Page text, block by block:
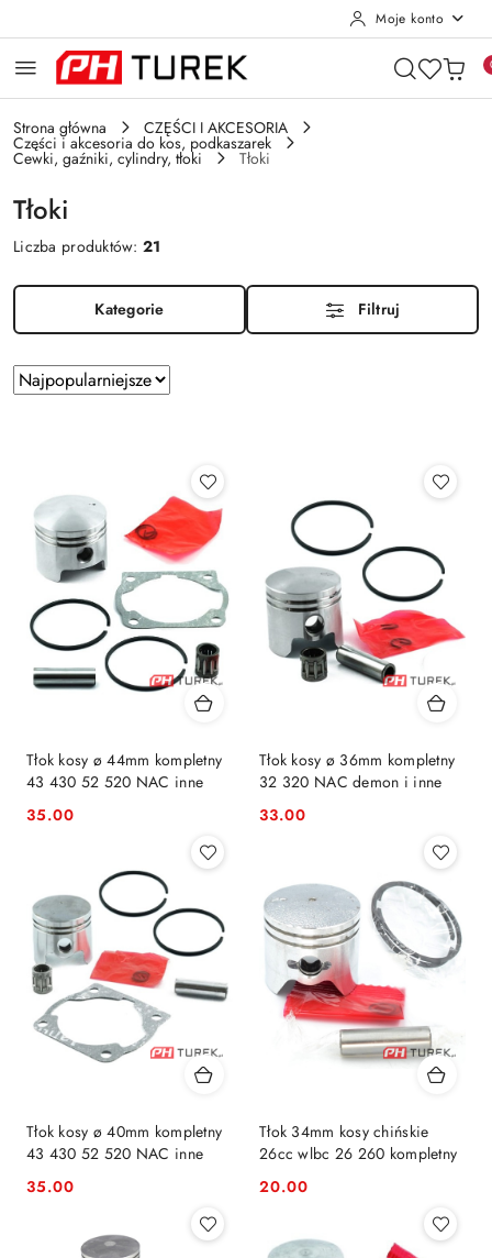
Moje konto
Strona główna CZĘŚCI I AKCESORIA
Części i akcesoria do kos, podkaszarek
Cewki, gaźniki, cylindry, tłoki Tłoki
Tłoki
Liczba produktów:21
Kategorie Filtruj
Zastosowano
sortowanie:
Sortuj
według
Tłok kosy ø 44mm kompletny
43 430 52 520 NAC inne
Cena:
35.00
Tłok kosy ø 36mm kompletny
32 320 NAC demon i inne
Cena:
33.00
Tłok kosy ø 40mm kompletny
43 430 52 520 NAC inne
Cena:
35.00
Tłok 34mm kosy chińskie
26cc wlbc 26 260 kompletny
Cena:
20.00